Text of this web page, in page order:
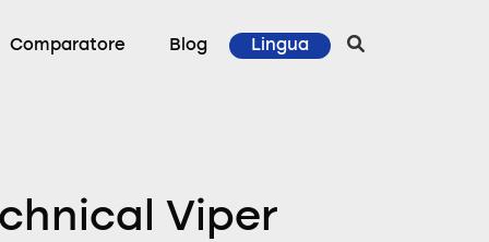
Comparatore Blog Lingua
Viper